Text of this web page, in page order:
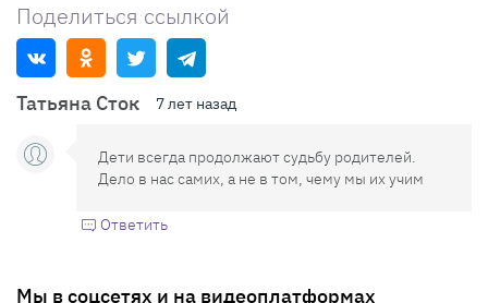
Поделиться ссылкой
Татьяна Сток 7 лет назад
Дети всегда продолжают судьбу родителей.
Дело в нас самих, а не в том, чему мы их учим
Ответить
Мы в соцсетях и на видеоплатформах